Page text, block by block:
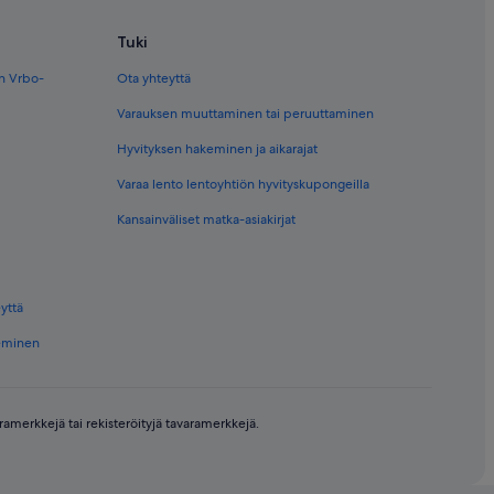
Vrbo-
Tuki
Ota yhteyttä
Varauksen muuttaminen tai peruuttaminen
Hyvityksen hakeminen ja aikarajat
Varaa lento lentoyhtiön hyvityskupongeilla
Kansainväliset matka-asiakirjat
tai rekisteröityjä tavaramerkkejä.